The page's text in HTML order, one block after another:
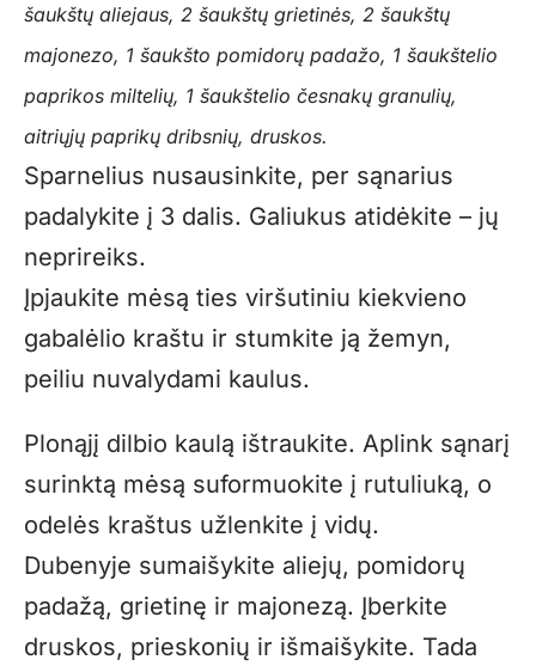
šaukštų aliejaus, 2 šaukštų grietinės, 2 šaukštų
majonezo, 1 šaukšto pomidorų padažo, 1 šaukštelio
paprikos miltelių, 1 šaukštelio česnakų granulių,
aitriųjų paprikų dribsnių, druskos.
Sparnelius nusausinkite, per sąnarius
padalykite į 3 dalis. Galiukus atidėkite – jų
neprireiks.
Įpjaukite mėsą ties viršutiniu kiekvieno
gabalėlio kraštu ir stumkite ją žemyn,
peiliu nuvalydami kaulus.
Plonąjį dilbio kaulą ištraukite. Aplink sąnarį
surinktą mėsą suformuokite į rutuliuką, o
odelės kraštus užlenkite į vidų.
Dubenyje sumaišykite aliejų, pomidorų
padažą, grietinę ir majonezą. Įberkite
druskos, prieskonių ir išmaišykite. Tada